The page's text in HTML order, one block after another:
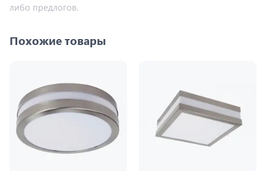
либо предлогов.
Похожие товары